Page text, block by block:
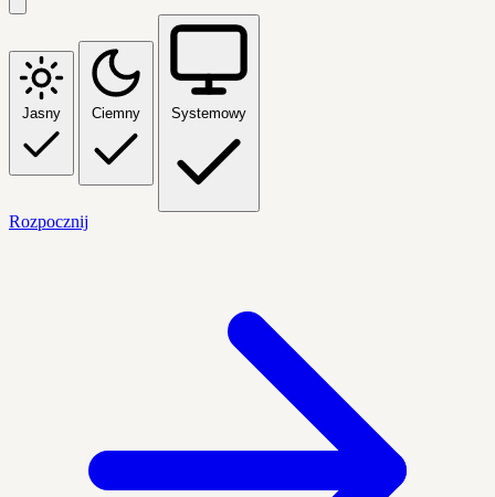
Jasny Ciemny Systemowy
Rozpocznij